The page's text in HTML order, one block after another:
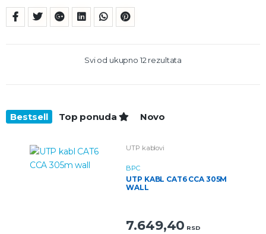
Svi od ukupno 12 rezultata
Bestsell Top ponuda Novo
UTP kablovi
BPC
UTP KABL CAT6 CCA 305M
WALL
7.649,40 RSD